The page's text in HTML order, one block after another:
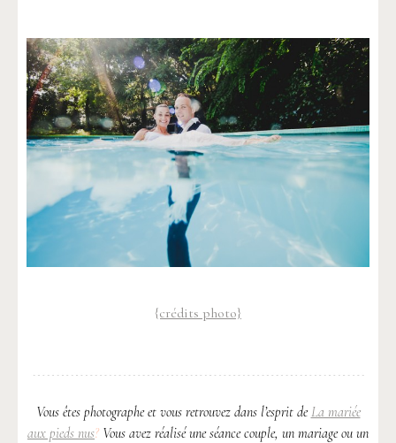
{crédits photo}
Vous êtes photographe et vous retrouvez dans l’esprit deLa mariée
aux pieds nus? Vous avez réalisé une séance couple, un mariage ou un